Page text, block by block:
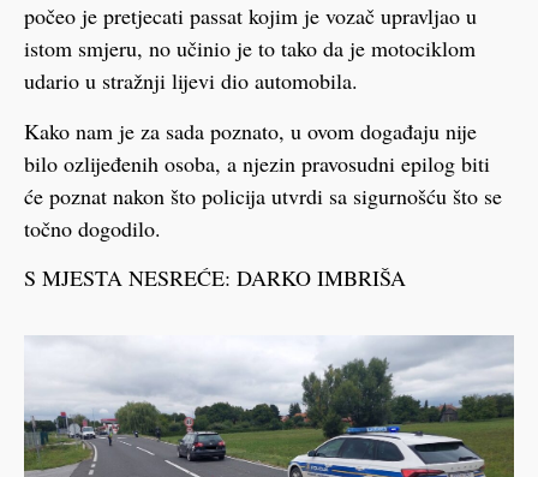
počeo je pretjecati passat kojim je vozač upravljao u
istom smjeru, no učinio je to tako da je motociklom
udario u stražnji lijevi dio automobila.
Kako nam je za sada poznato, u ovom događaju nije
bilo ozlijeđenih osoba, a njezin pravosudni epilog biti
će poznat nakon što policija utvrdi sa sigurnošću što se
točno dogodilo.
S MJESTA NESREĆE: DARKO IMBRIŠA